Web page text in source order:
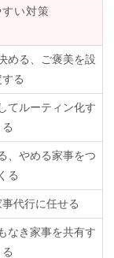
い対策
める、ご褒美を設
する
てルーティン化す
る
、やめる家事をつ
くる
代行に任せる
なき家事を共有す
る